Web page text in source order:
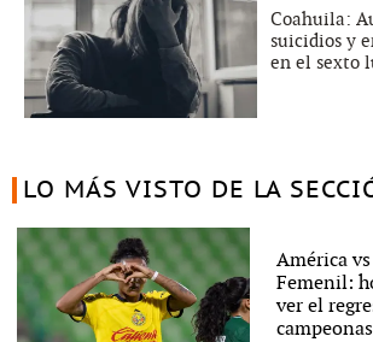
Coahuila:
suicidios y
en el sexto
LO MÁS VISTO DE LA
América
Femenil:
ver el